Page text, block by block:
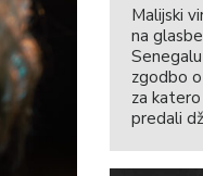
Malijski
na
zgodbo
za
predali